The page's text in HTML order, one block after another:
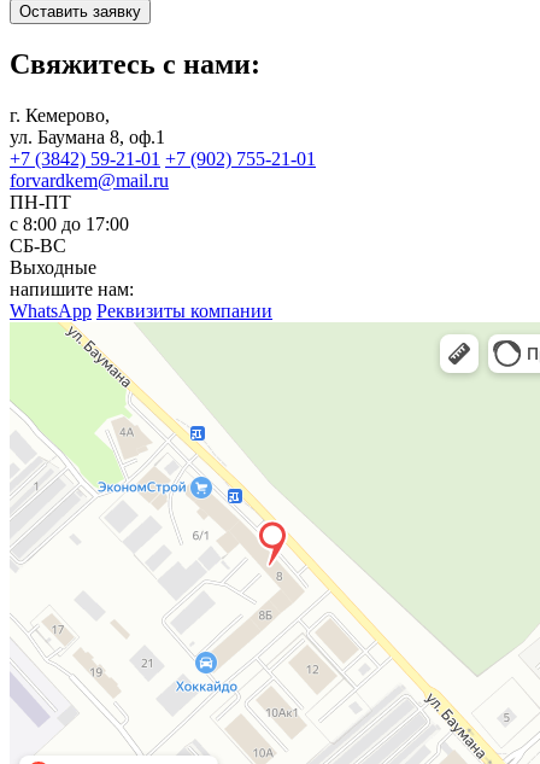
Оставить заявку
Свяжитесь с нами:
г. Кемерово,
ул. Баумана 8, оф.1
+7 (3842) 59-21-01 +7 (902) 755-21-01
forvardkem@mail.ru
ПН-ПТ
с 8:00 до 17:00
СБ-ВС
Выходные
напишите нам:
WhatsApp Реквизиты компании